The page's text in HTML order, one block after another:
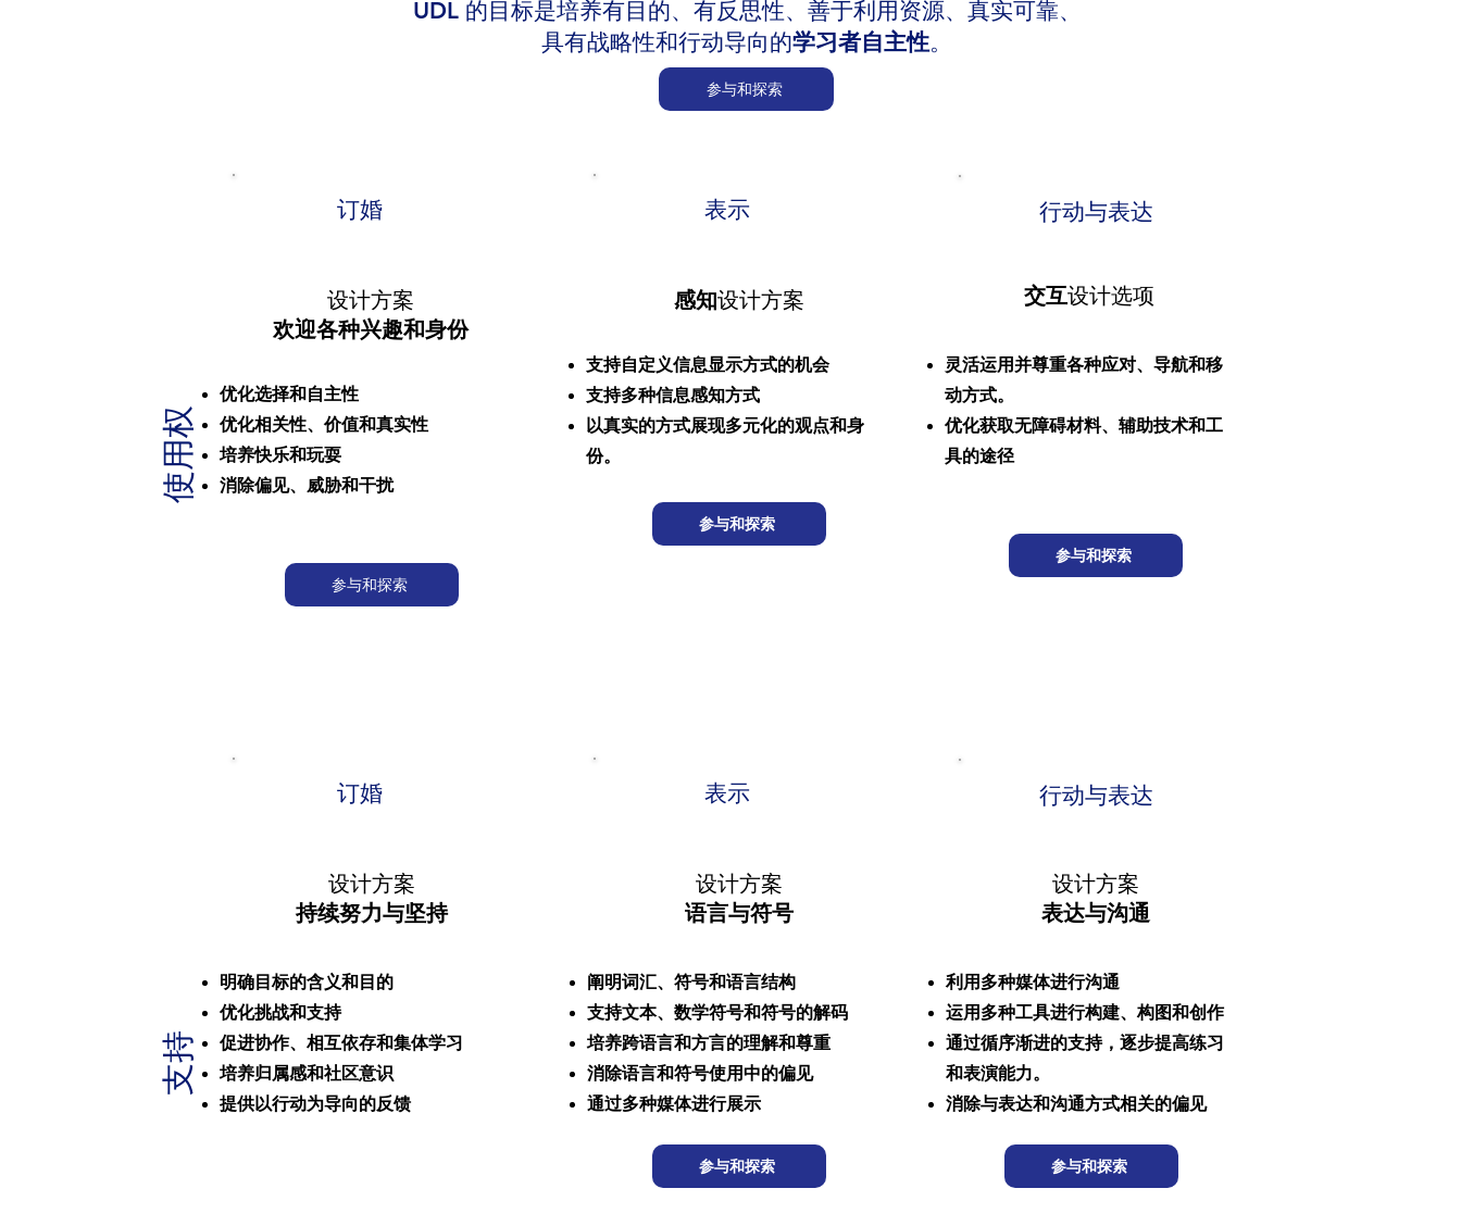
订婚
设计方案
欢迎各种兴趣和身份
优化选择和自主性
优化相关性、价值和真实性
培养快乐和玩耍
消除偏见、威胁和干扰
参与和探索
使用权
表示
感知设计方案
支持自定义信息显示方式的机会
支持多种信息感知方式
以真实的方式展现多元化的观点和身
份。
参与和探索
行动与表达
交互设计选项
灵活运用并尊重各种应对、导航和移
动方式。
优化获取无障碍材料、辅助技术和工
具的途径
参与和探索
UDL 的目标是培养有目的、有反思性、善于利用资源、真实可靠、
具有战略性和行动导向的学习者自主性。
参与和探索
订婚
设计方案
持续努力与坚持
明确目标的含义和目的
优化挑战和支持
促进协作、相互依存和集体学习
培养归属感和社区意识
提供以行动为导向的反馈
支持
表示
设计方案
语言与符号
阐明词汇、符号和语言结构
支持文本、数学符号和符号的解码
培养跨语言和方言的理解和尊重
消除语言和符号使用中的偏见
通过多种媒体进行展示
参与和探索
行动与表达
设计方案
表达与沟通
利用多种媒体进行沟通
运用多种工具进行构建、构图和创作
通过循序渐进的支持，逐步提高练习
和表演能力。
消除与表达和沟通方式相关的偏见
参与和探索